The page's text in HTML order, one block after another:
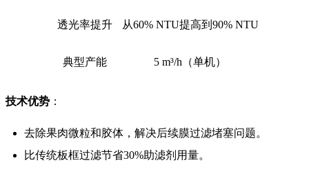
透光率提升 从60% NTU提高到90% NTU
典型产能 5 m³/h（单机）
技术优势 ：
去除果肉微粒和胶体，解决后续膜过滤堵塞问题。
比传统板框过滤节省30%助滤剂用量。